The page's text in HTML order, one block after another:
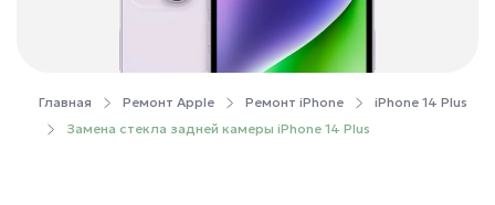
Главная Ремонт Apple Ремонт iPhone
iPhone 14 Plus
Замена стекла задней камеры iPhone 14 Plus